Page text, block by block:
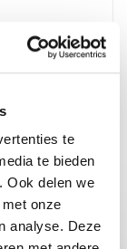
te
te bieden
Ook delen we
onze
analyse. Deze
LEUR: